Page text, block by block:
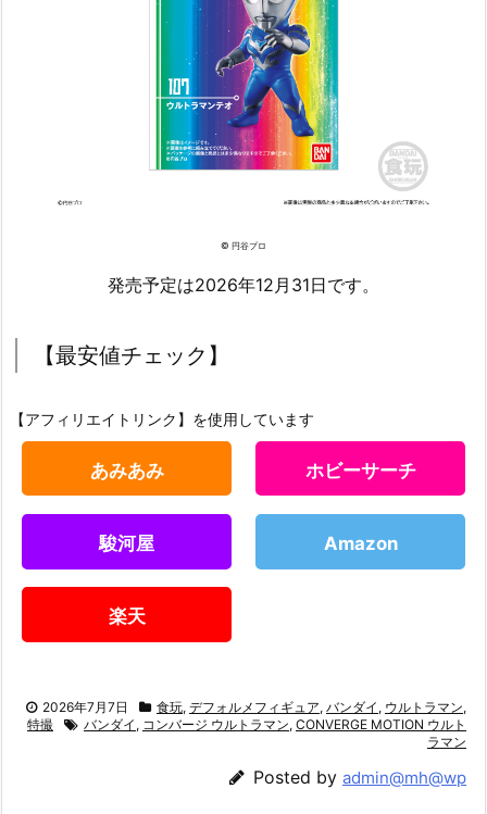
© 円谷プロ
発売予定は2026年12月31日です。
【最安値チェック】
【アフィリエイトリンク】を使用しています
あみあみ ホビーサーチ
駿河屋 Amazon
楽天
2026年7月7日 食玩, デフォルメフィギュア, バンダイ , ウルトラマン,
特撮
バンダイ , コンバージ ウルトラマン, CONVERGE MOTION ウルト
ラマン
Posted by admin@mh@wp